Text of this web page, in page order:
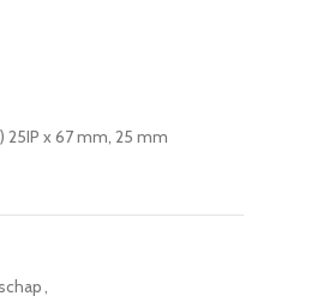
x 67 mm, 25 mm
,